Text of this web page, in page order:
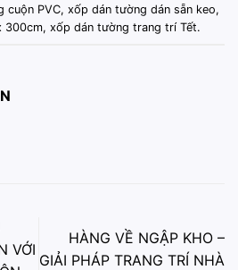
cuộn PVC, xốp dán tường dán sẵn keo,
300cm, xốp dán tường trang trí Tết.
VỚI
HÀNG VỀ NGẬP KHO –
GIẢI PHÁP TRANG TRÍ NHÀ